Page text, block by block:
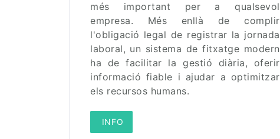
més important per a qualsevol
empresa. Més enllà de complir
l'obligació legal de registrar la jornada
laboral, un sistema de fitxatge modern
ha de facilitar la gestió diària, oferir
informació fiable i ajudar a optimitzar
els recursos humans.
INFO